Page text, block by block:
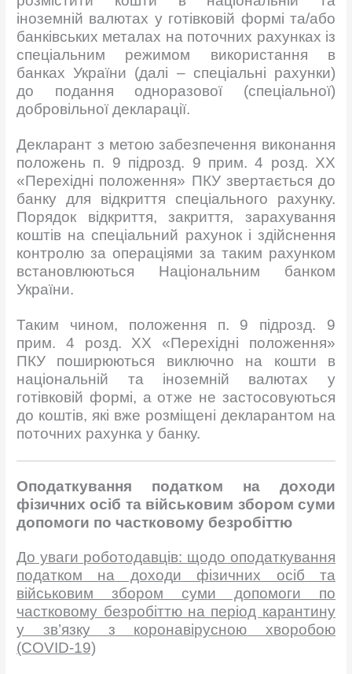
іноземній валютах у готівковій формі та/або
банківських металах на поточних рахунках із
спеціальним режимом використання в
банках України (далі – спеціальні рахунки)
до подання одноразової (спеціальної)
добровільної декларації.
Декларант з метою забезпечення виконання
положень п. 9 підрозд. 9 прим. 4 розд. XX
«Перехідні положення» ПКУ звертається до
банку для відкриття спеціального рахунку.
Порядок відкриття, закриття, зарахування
коштів на спеціальний рахунок і здійснення
контролю за операціями за таким рахунком
встановлюються Національним банком
України.
Таким чином, положення п. 9 підрозд. 9
прим. 4 розд. XX «Перехідні положення»
ПКУ поширюються виключно на кошти в
національній та іноземній валютах у
готівковій формі, а отже не застосовуються
до коштів, які вже розміщені декларантом на
поточних рахунка у банку.
Оподаткування податком на доходи
фізичних осіб та військовим збором суми
допомоги по частковому безробіттю
До уваги роботодавців: щодо оподаткування
податком на доходи фізичних осіб та
військовим збором суми допомоги по
частковому безробіттю на період карантину
у зв’язку з коронавірусною хворобою
(COVID-19)